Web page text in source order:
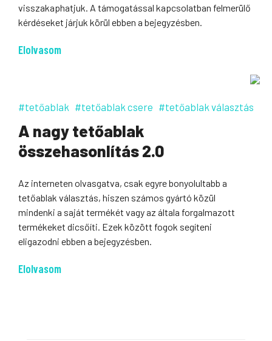
visszakaphatjuk. A támogatással kapcsolatban felmerülő
kérdéseket járjuk körül ebben a bejegyzésben.
Elolvasom
#tetőablak #tetőablak csere #tetőablak választás
A nagy tetőablak
összehasonlítás 2.0
Az interneten olvasgatva, csak egyre bonyolultabb a
tetőablak választás, hiszen számos gyártó közül
mindenki a saját termékét vagy az általa forgalmazott
termékeket dicsőíti. Ezek között fogok segíteni
eligazodni ebben a bejegyzésben.
Elolvasom